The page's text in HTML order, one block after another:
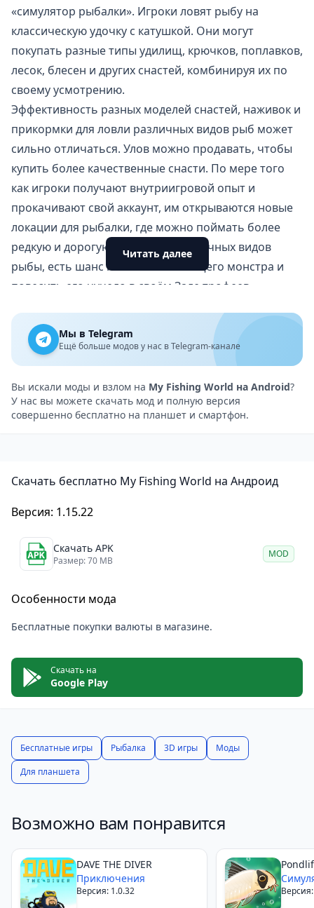
«симулятор рыбалки». Игроки ловят рыбу на
классическую удочку с катушкой. Они могут
покупать разные типы удилищ, крючков, поплавков,
лесок, блесен и других снастей, комбинируя их по
своему усмотрению.
Эффективность разных моделей снастей, наживок и
прикормки для ловли различных видов рыб может
сильно отличаться. Улов можно продавать, чтобы
купить более качественные снасти. По мере того
как игроки получают внутриигровой опыт и
прокачивают свой аккаунт, им открываются новые
локации для рыбалки, где можно поймать более
редкую и дорогую рыбу. Кроме обычных видов
рыбы, есть шанс поймать настоящего монстра и
повесить его чучело в своём Зале трофеев.
Детально проработанные локации с высокой
детализацией.
Динамически меняющаяся погода и время суток.
Можно играть без интернета.
Интуитивно понятный интерфейс и простое
управление.
Разнообразие тропической и пресноводной рыбы.
информация.
Возможность поймать редких трофеев-монстров.
Обновляемые задания для получения бонусов.
каждом.
Регулярно обновляемый рейтинг лидеров.
Читать далее
Мы в Telegram
Ещё больше модов у нас в Telegram-канале
Вы искали моды и взлом на My Fishing World на Android?
У нас вы можете скачать мод и полную версия
совершенно бесплатно на планшет и смартфон.
Скачать бесплатно My Fishing World на Андроид
Версия: 1.15.22
Скачать APK
Размер: 70 MB
MOD
Особенности мода
Бесплатные покупки валюты в магазине.
Скачать на
Google Play
Бесплатные игры Рыбалка 3D игры
Моды
Для планшета
Возможно вам понравится
DAVE THE DIVER
Приключения
Версия: 1.0.32
More!